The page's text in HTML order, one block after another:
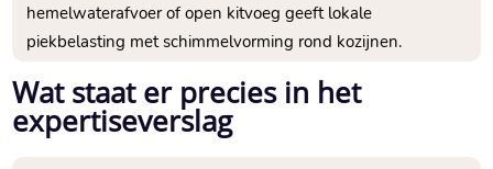
hemelwaterafvoer of open kitvoeg geeft lokale
piekbelasting met schimmelvorming rond kozijnen.​
Wat staat er precies in het
expertiseverslag